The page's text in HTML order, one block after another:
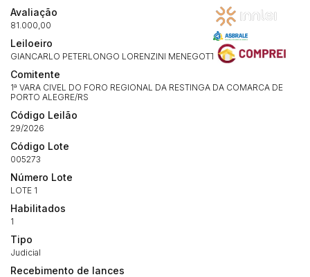
Avaliação
81.000,00
Leiloeiro
GIANCARLO PETERLONGO LORENZINI MENEGOTTO (180/2003)
Comitente
1ª VARA CIVEL DO FORO REGIONAL DA RESTINGA DA COMARCA DE
PORTO ALEGRE/RS
Código Leilão
29/2026
Código Lote
005273
Número Lote
LOTE 1
Habilitados
1
Tipo
Judicial
Recebimento de lances